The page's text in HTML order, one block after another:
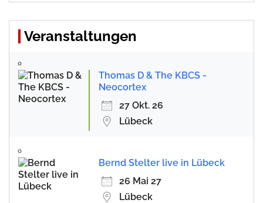
Veranstaltungen
Thomas D & The KBCS -
Neocortex
27 Okt. 26
Lübeck
Bernd Stelter live in Lübeck
26 Mai 27
Lübeck